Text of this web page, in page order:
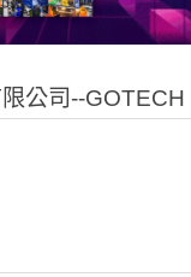
公司--GOTECH